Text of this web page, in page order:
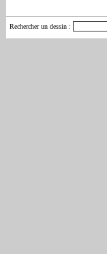
Rechercher un dessin :